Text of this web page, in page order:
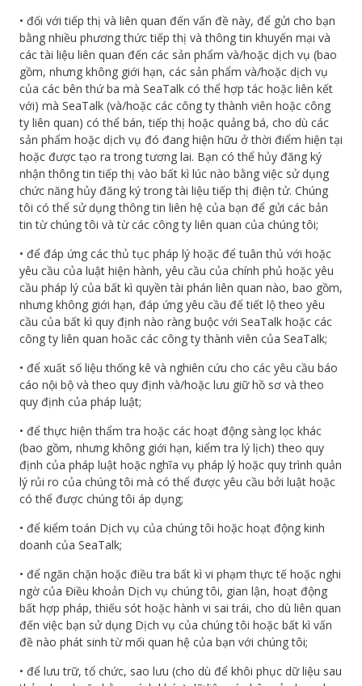
• đối với tiếp thị và liên quan đến vấn đề này, để gửi cho bạn
bằng nhiều phương thức tiếp thị và thông tin khuyến mại và
các tài liệu liên quan đến các sản phẩm và/hoặc dịch vụ (bao
gồm, nhưng không giới hạn, các sản phẩm và/hoặc dịch vụ
của các bên thứ ba mà SeaTalk có thể hợp tác hoặc liên kết
với) mà SeaTalk (và/hoặc các công ty thành viên hoặc công
ty liên quan) có thể bán, tiếp thị hoặc quảng bá, cho dù các
sản phẩm hoặc dịch vụ đó đang hiện hữu ở thời điểm hiện tại
hoặc được tạo ra trong tương lai. Bạn có thể hủy đăng ký
nhận thông tin tiếp thị vào bất kì lúc nào bằng việc sử dụng
chức năng hủy đăng ký trong tài liệu tiếp thị điện tử. Chúng
tôi có thể sử dụng thông tin liên hệ của bạn để gửi các bản
tin từ chúng tôi và từ các công ty liên quan của chúng tôi;
• để đáp ứng các thủ tục pháp lý hoặc để tuân thủ với hoặc
yêu cầu của luật hiện hành, yêu cầu của chính phủ hoặc yêu
cầu pháp lý của bất kì quyền tài phán liên quan nào, bao gồm,
nhưng không giới hạn, đáp ứng yêu cầu để tiết lộ theo yêu
cầu của bất kì quy định nào ràng buộc với SeaTalk hoặc các
công ty liên quan hoăc các công ty thành viên của SeaTalk;
• để xuất số liệu thống kê và nghiên cứu cho các yêu cầu báo
cáo nội bộ và theo quy định và/hoặc lưu giữ hồ sơ và theo
quy định của pháp luật;
• để thực hiện thẩm tra hoặc các hoạt động sàng lọc khác
(bao gồm, nhưng không giới hạn, kiểm tra lý lịch) theo quy
định của pháp luật hoặc nghĩa vụ pháp lý hoặc quy trình quản
lý rủi ro của chúng tôi mà có thể được yêu cầu bởi luật hoặc
có thể được chúng tôi áp dụng;
• để kiểm toán Dịch vụ của chúng tôi hoặc hoạt động kinh
doanh của SeaTalk;
• để ngăn chặn hoặc điều tra bất kì vi phạm thực tế hoặc nghi
ngờ của Điều khoản Dịch vụ chúng tôi, gian lận, hoạt động
bất hợp pháp, thiếu sót hoặc hành vi sai trái, cho dù liên quan
đến việc bạn sử dụng Dịch vụ của chúng tôi hoặc bất kì vấn
đề nào phát sinh từ mối quan hệ của bạn với chúng tôi;
• để lưu trữ, tổ chức, sao lưu (cho dù để khôi phục dữ liệu sau